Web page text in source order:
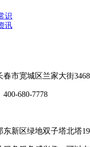
识
讯
春市宽城区兰家大街
680-7778
东新区绿地双子塔北塔